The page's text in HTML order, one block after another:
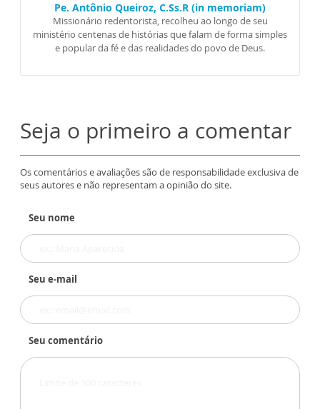
Pe. Antônio Queiroz, C.Ss.R (in memoriam)
Missionário redentorista, recolheu ao longo de seu
ministério centenas de histórias que falam de forma simples
e popular da fé e das realidades do povo de Deus.
Seja o primeiro a comentar
Os comentários e avaliações são de responsabilidade exclusiva de
seus autores e não representam a opinião do site.
Seu nome
Seu e-mail
Seu comentário